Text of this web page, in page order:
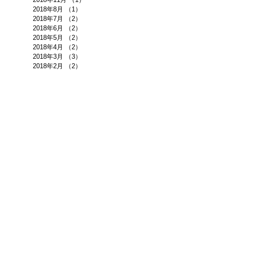
2018年8月
（1）
2018年7月
（2）
2018年6月
（2）
2018年5月
（2）
2018年4月
（2）
2018年3月
（3）
2018年2月
（2）